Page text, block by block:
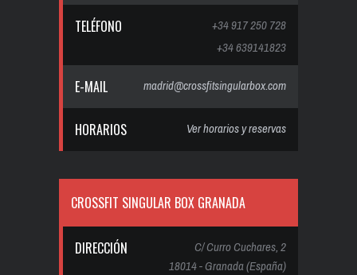
TELÉFONO
+34 917 250 728
+34 639141823
E-MAIL madrid@crossfitsingularbox.com
HORARIOS Ver horarios y reservas
CROSSFIT SINGULAR BOX GRANADA
DIRECCIÓN
C/ Curro Cuchares, 2
18014 - Granada (España)